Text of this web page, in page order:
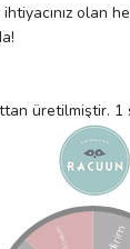
olan
üretilmiştir. 1
malzemeleri ile
güvenli bir